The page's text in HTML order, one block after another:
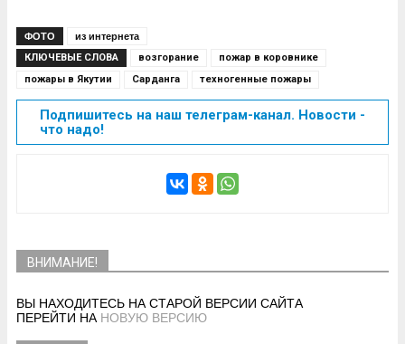
ФОТО из интернета
КЛЮЧЕВЫЕ СЛОВА возгорание
пожар в коровнике
пожары в Якутии
Сарданга техногенные пожары
Подпишитесь на наш телеграм-канал. Новости -
что надо!
ВНИМАНИЕ!
ВЫ НАХОДИТЕСЬ НА СТАРОЙ ВЕРСИИ САЙТА
ПЕРЕЙТИ НА НОВУЮ ВЕРСИЮ